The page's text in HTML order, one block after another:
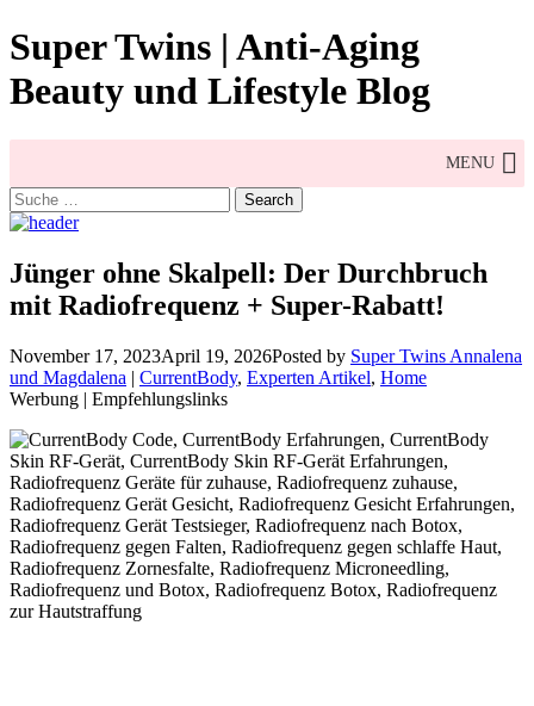
Skip
to
content
Super Twins | Anti-Aging
Beauty und Lifestyle Blog
MENU
Search
for:
Jünger ohne Skalpell: Der Durchbruch
mit Radiofrequenz + Super-Rabatt!
November 17, 2023April 19, 2026Posted by Super Twins Annalena
und Magdalena | CurrentBody, Experten Artikel, Home
Werbung | Empfehlungslinks